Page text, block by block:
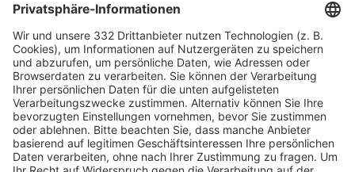
HÄUFIG BESUCHTE SEITEN
Pässe und Vereinswechsel
Trainerausbildung
Schulungsangebot Vereinsmitarbeiter
BFV-Geschäftsstellen
Trainerbörse